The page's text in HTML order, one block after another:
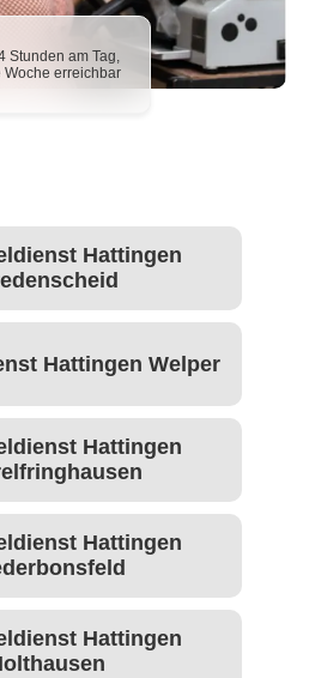
Stunden am Tag,
Woche erreichbar
Hattingen
Hattingen Welper
Hattingen
Hattingen
Hattingen